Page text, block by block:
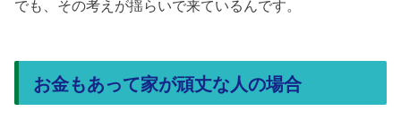
でも、その考えが揺らいで来ているんです。
お金もあって家が頑丈な人の場合